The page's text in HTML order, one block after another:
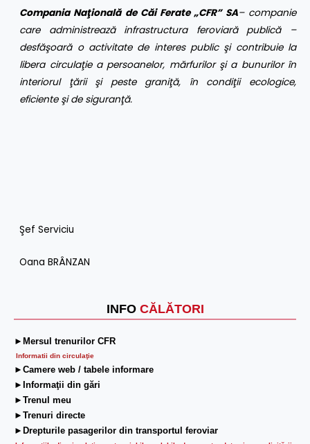
INFO CĂLĂTORI
►Mersul trenurilor CFR
Informatii din circulaţie
►Camere web / tabele informare
►Informaţii din gări
►Trenul meu
►Trenuri directe
►Drepturile pasagerilor din transportul feroviar
Compania Naţională de Căi Ferate „CFR” SA– companie
care administrează infrastructura feroviară publică –
desfăşoară o activitate de interes public şi contribuie la
libera circulaţie a persoanelor, mărfurilor şi a bunurilor în
interiorul ţării şi peste graniţă, în condiţii ecologice,
eficiente şi de siguranţă.
Şef Serviciu
Oana BRÂNZAN